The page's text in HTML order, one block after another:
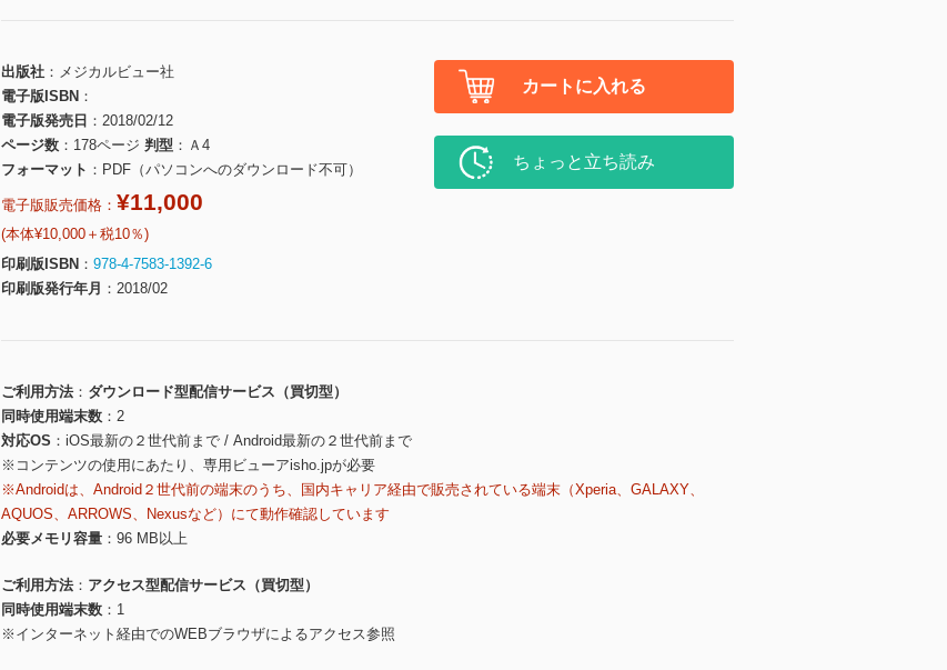
出版社
メジカルビュー社
電子版ISBN
電子版発売日
2018/02/12
ページ数
178ページ 判型
Ａ4
フォーマット
PDF（パソコンへのダウンロード不可）
電子版販売価格： ¥11,000
(本体¥10,000＋税10％)
印刷版ISBN
978-4-7583-1392-6
印刷版発行年月
2018/02
カートに入れる
ちょっと立ち読み
ご利用方法
ダウンロード型配信サービス（買切型）
同時使用端末数
2
対応OS
iOS最新の２世代前まで / Android最新の２世代前まで
※コンテンツの使用にあたり、専用ビューアisho.jpが必要
※Androidは、Android２世代前の端末のうち、国内キャリア経由で販売されている端末（Xperia、GALAXY、
AQUOS、ARROWS、Nexusなど）にて動作確認しています
必要メモリ容量
96 MB以上
ご利用方法
アクセス型配信サービス（買切型）
同時使用端末数
1
※インターネット経由でのWEBブラウザによるアクセス参照